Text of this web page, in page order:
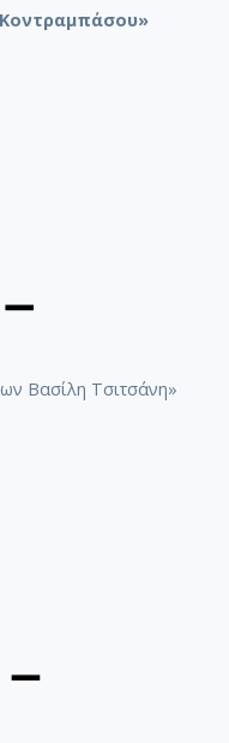
Βασίλη Τσιτσάνη»